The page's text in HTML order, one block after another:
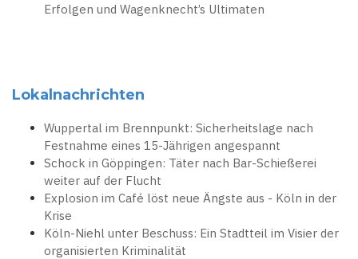
Erfolgen und Wagenknecht’s Ultimaten
Lokalnachrichten
Wuppertal im Brennpunkt: Sicherheitslage nach
Festnahme eines 15-Jährigen angespannt
Schock in Göppingen: Täter nach Bar-Schießerei
weiter auf der Flucht
Explosion im Café löst neue Ängste aus - Köln in der
Krise
Köln-Niehl unter Beschuss: Ein Stadtteil im Visier der
organisierten Kriminalität